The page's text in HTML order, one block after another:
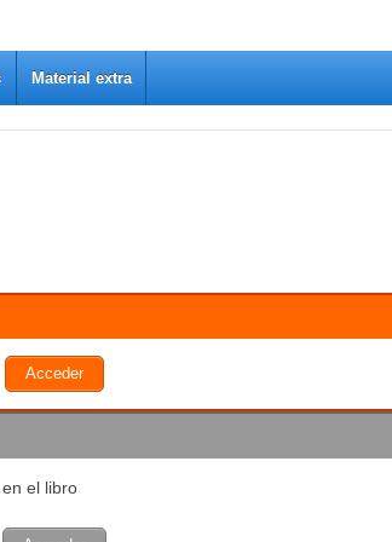
Material extra
Acceder
el libro